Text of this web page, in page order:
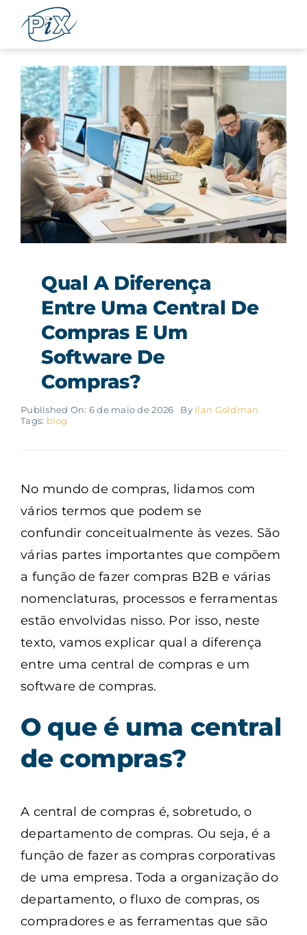
para
o
conteúdo
Qual A Diferença
Entre Uma Central De
Compras E Um
Software De
Compras?
Published On: 6 de maio de 2026 By Ilan Goldman
Tags: blog
No mundo de compras, lidamos com
vários termos que podem se
confundir conceitualmente às vezes. São
várias partes importantes que compõem
a função de fazer compras B2B e várias
nomenclaturas, processos e ferramentas
estão envolvidas nisso. Por isso, neste
texto, vamos explicar qual a diferença
entre uma central de compras e um
software de compras.
O que é uma central
de compras?
A central de compras é, sobretudo, o
departamento de compras. Ou seja, é a
função de fazer as compras corporativas
de uma empresa. Toda a organização do
departamento, o fluxo de compras, os
compradores e as ferramentas que são